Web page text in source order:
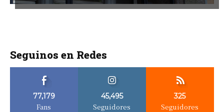
Seguinos en Redes
77,179
Fans
45,495
Seguidores
325
Seguidores